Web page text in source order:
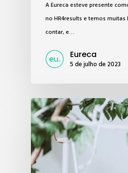
A Eureca esteve presente
no HR4results e temos
contar, e…
Eureca
5 de julho de 2023